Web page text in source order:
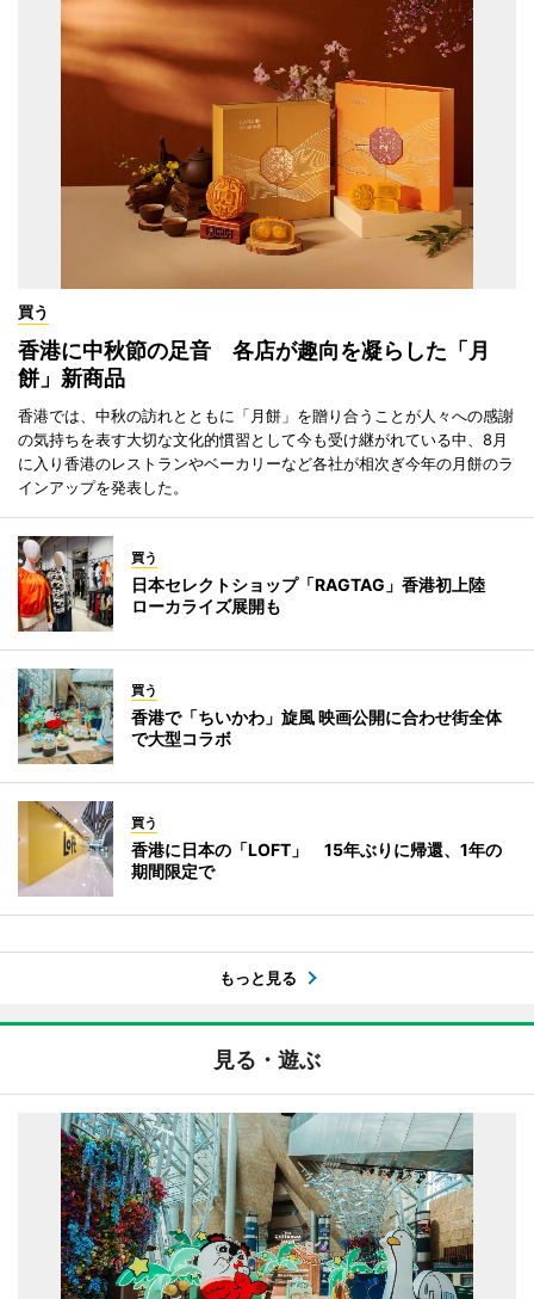
買う
香港に中秋節の足音 各店が趣向を凝らした「月
餅」新商品
香港では、中秋の訪れとともに「月餅」を贈り合うことが人々への感謝
の気持ちを表す大切な文化的慣習として今も受け継がれている中、8月
に入り香港のレストランやベーカリーなど各社が相次ぎ今年の月餅のラ
インアップを発表した。
買う
日本セレクトショップ「RAGTAG」香港初上陸
ローカライズ展開も
買う
香港で「ちいかわ」旋風 映画公開に合わせ街全体
で大型コラボ
買う
香港に日本の「LOFT」 15年ぶりに帰還、1年の
期間限定で
もっと見る
見る・遊ぶ